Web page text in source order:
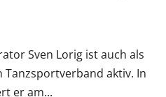
Sven Lorig ist auch als
aktiv. In
er am...